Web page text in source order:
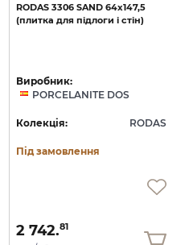
RODAS 3306 SAND 64x147,5
(плитка для підлоги і стін)
Виробник:
PORCELANITE DOS
Колекція: RODAS
Під замовлення
2 742.81